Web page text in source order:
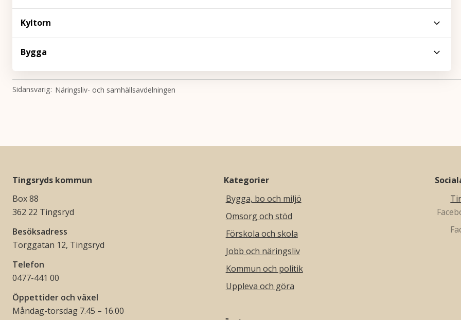
Kyltorn
Bygga
Näringsliv- och samhällsavdelningen
Sidansvarig
Tingsryds kommun
Box 88
362 22 Tingsryd
Besöksadress
Torggatan 12, Tingsryd
Telefon
0477-441 00
Öppettider och växel
Måndag-torsdag 7.45 – 16.00
Kategorier
Bygga, bo och miljö
Omsorg och stöd
Förskola och skola
Jobb och näringsliv
Kommun och politik
Uppleva och göra